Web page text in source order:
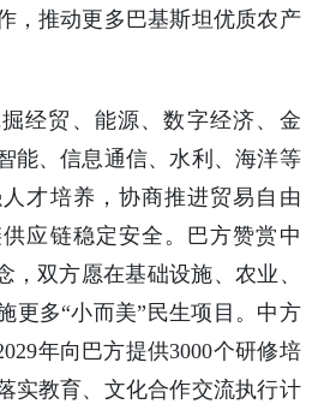
，推动更多巴基斯坦优质农产
经贸、能源、数字经济、金
能、信息通信、水利、海洋等
才培养，协商推进贸易自由
应链稳定安全。巴方赞赏中
，双方愿在基础设施、农业、
更多“小而美”民生项目。中方
年向巴方提供3000个研修培
实教育、文化合作交流执行计